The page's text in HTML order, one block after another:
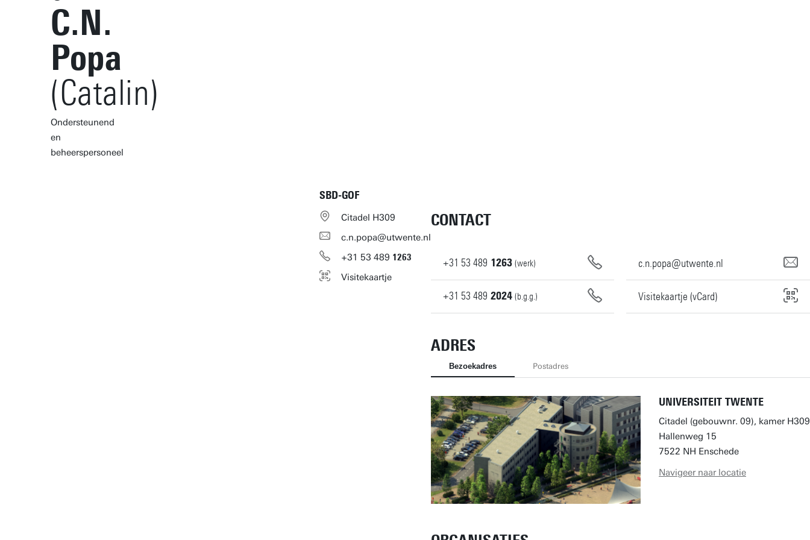
C.N.
Popa
(Catalin)
Ondersteunend
en
beheerspersoneel
SBD-GOF
Citadel H309
c.n.popa@utwente.nl
+31 53 489 1263
Visitekaartje
CONTACT
+31 53 489 1263 (werk)
+31 53 489 2024 (b.g.g.)
c.n.popa@utwente.nl
Visitekaartje (vCard)
ADRES
Bezoekadres Postadres
UNIVERSITEIT TWENTE
Citadel (gebouwnr. 09), kamer H309
Hallenweg 15
7522 NH Enschede
Navigeer naar locatie